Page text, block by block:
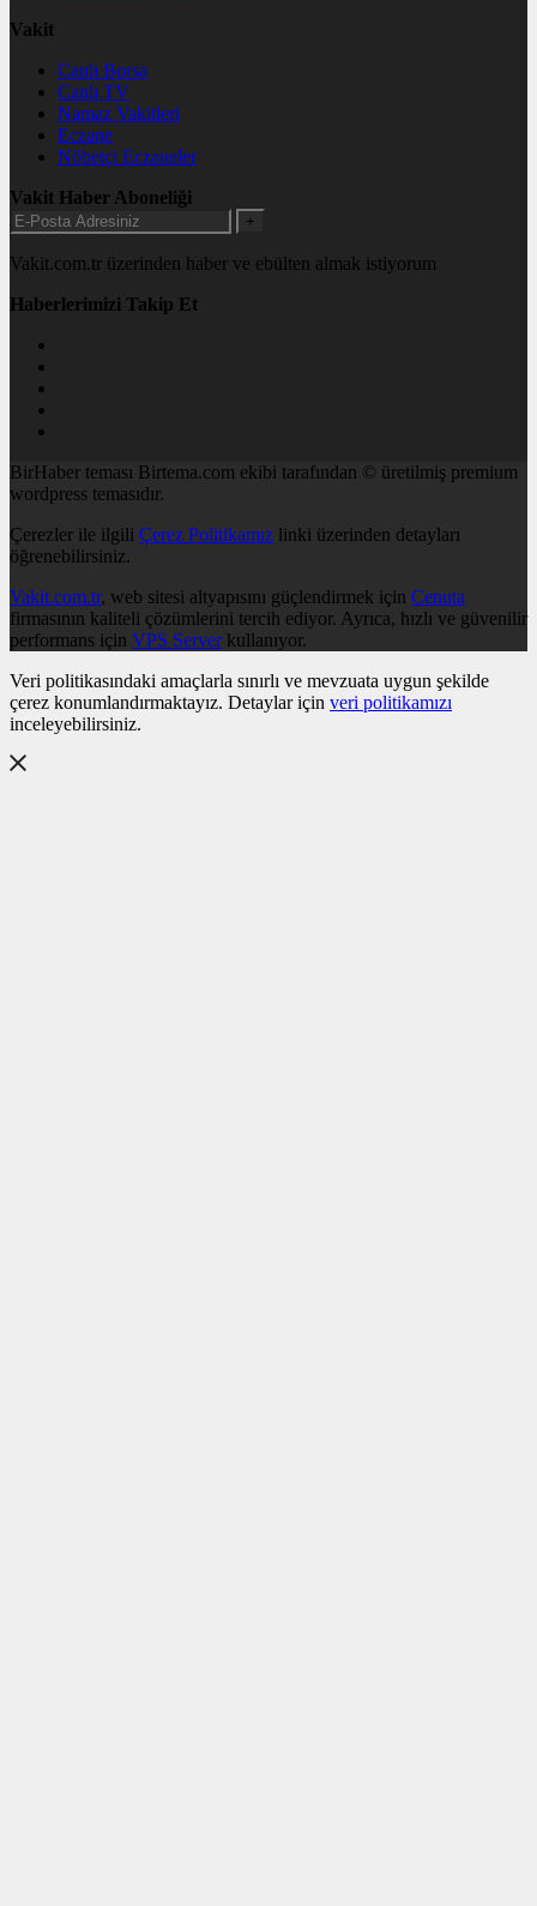
Vakit
Canlı Borsa
Canlı TV
Namaz Vakitleri
Eczane
Nöbetçi Eczaneler
Vakit Haber Aboneliği
+
Vakit.com.tr üzerinden haber ve ebülten almak istiyorum
Haberlerimizi Takip Et
BirHaber teması Birtema.com ekibi tarafından © üretilmiş premium
wordpress temasıdır.
Çerezler ile ilgili Çerez Politikamız linki üzerinden detayları
öğrenebilirsiniz.
Vakit.com.tr, web sitesi altyapısını güçlendirmek için Cenuta
firmasının kaliteli çözümlerini tercih ediyor. Ayrıca, hızlı ve güvenilir
performans için VPS Serverkullanıyor.
Veri politikasındaki amaçlarla sınırlı ve mevzuata uygun şekilde
çerez konumlandırmaktayız. Detaylar için veri politikamızı
inceleyebilirsiniz.